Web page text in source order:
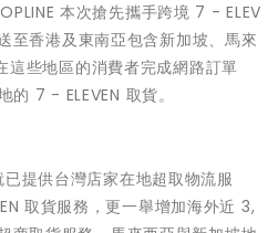
本次搶先攜手跨境 7 - ELEV
至香港及東南亞包含新加坡、馬來
這些地區的消費者完成網路訂單
7 - ELEVEN 取貨。
提供台灣店家在地超取物流服
取貨服務，更一舉增加海外近 3,